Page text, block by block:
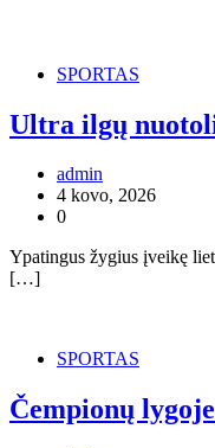
SPORTAS
Ultra ilgų
admin
4 kovo, 2026
0
Ypatingus žygius įveikę
[…]
SPORTAS
Čempionų